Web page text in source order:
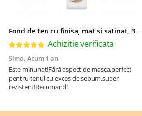
Fond de ten cu finisaj mat si satinat, 3C ALMOND - 33 ml
Achizitie verificata
Simo, Acum 1 an
Este minunat!Fără aspect de masca,perfect
pentru tenul cu exces de sebum,super
rezistent!Recomand!